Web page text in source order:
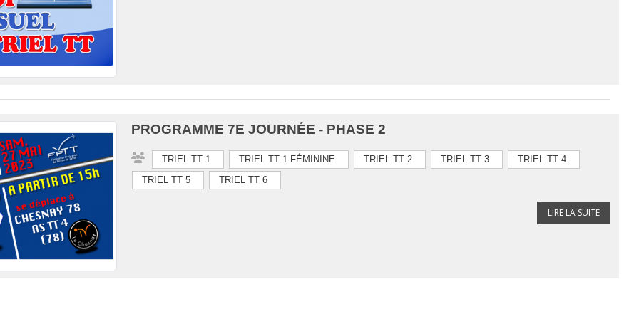
PROGRAMME 7E JOURNÉE - PHASE 2
TRIEL TT 1 TRIEL TT 1 FÉMININE TRIEL TT 2 TRIEL TT 3
TRIEL TT 4
TRIEL TT 5
TRIEL TT 6
LIRE LA SUITE